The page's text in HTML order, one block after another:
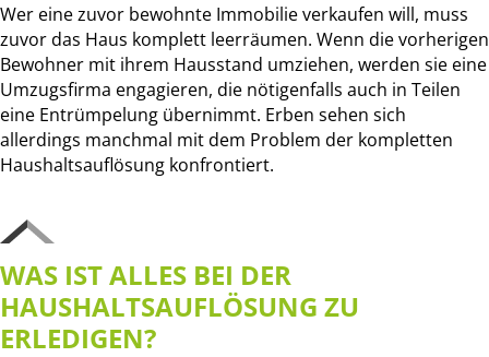
Wer eine zuvor bewohnte Immobilie verkaufen will, muss
zuvor das Haus komplett leerräumen. Wenn die vorherigen
Bewohner mit ihrem Hausstand umziehen, werden sie eine
Umzugsfirma engagieren, die nötigenfalls auch in Teilen
eine Entrümpelung übernimmt. Erben sehen sich
allerdings manchmal mit dem Problem der kompletten
Haushaltsauflösung konfrontiert.
WAS IST ALLES BEI DER
HAUSHALTSAUFLÖSUNG ZU
ERLEDIGEN?